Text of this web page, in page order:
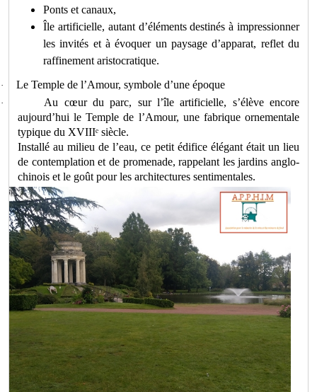
Ponts et canaux,
Île artificielle, autant d’éléments destinés à impressionner
les invités et à évoquer un paysage d’apparat, reflet du
raffinement aristocratique.
· Le Temple de l’Amour, symbole d’une époque
·
Au cœur du parc, sur l’île artificielle, s’élève encore
aujourd’hui le Temple de l’Amour, une fabrique ornementale
typique du XVIIIᵉ siècle.
Installé au milieu de l’eau, ce petit édifice élégant était un lieu
de contemplation et de promenade, rappelant les jardins anglo-
chinois et le goût pour les architectures sentimentales.